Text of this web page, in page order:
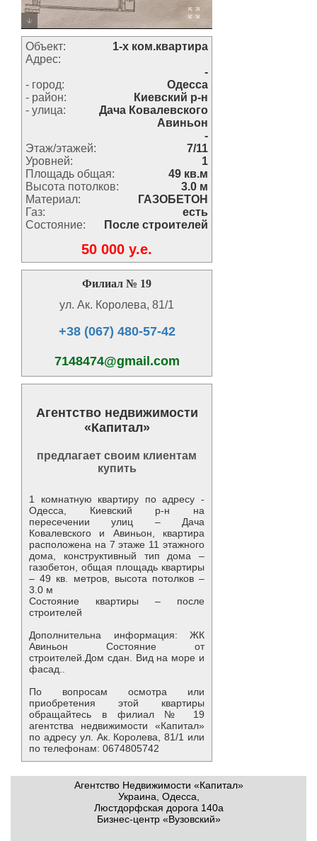
Объект:
1-х ком.квартира
Адрес:
-
- город:
Одесса
- район:
Киевский р-н
- улица:
Дача Ковалевского
Авиньон
-
Этаж/этажей:
7/11
Уровней:
1
Площадь общая:
49 кв.м
Высота потолков:
3.0 м
Материал:
ГАЗОБЕТОН
Газ:
есть
Состояние:
После строителей
50 000 y.e.
Филиал № 19
ул. Ак. Королева, 81/1
+38 (067) 480-57-42
7148474@gmail.com
Агентство недвижимости
«Капитал»
предлагает своим клиентам
купить
1 комнатную квартиру по адресу -
Одесса, Киевский р-н на
пересечении улиц – Дача
Ковалевского и Авиньон, квартира
расположена на 7 этаже 11 этажного
дома, конструктивный тип дома –
газобетон, общая площадь квартиры
– 49 кв. метров, высота потолков –
3.0 м
Состояние квартиры – после
строителей
Дополнительна информация: ЖК
Авиньон Состояние от
строителей.Дом сдан. Вид на море и
фасад..
По вопросам осмотра или
приобретения этой квартиры
обращайтесь в филиал № 19
агентства недвижимости «Капитал»
по адресу ул. Ак. Королева, 81/1 или
по телефонам: 0674805742
Агентство Недвижимости «Капитал»
Украина, Одесса,
Люстдорфская дорога 140а
Бизнес-центр «Вузовский»